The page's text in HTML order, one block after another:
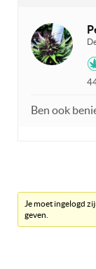
Ben ook
Je moet ingelogd
geven.